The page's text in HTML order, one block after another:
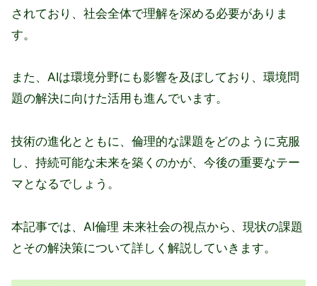
されており、社会全体で理解を深める必要がありま
す。
また、AIは環境分野にも影響を及ぼしており、環境問
題の解決に向けた活用も進んでいます。
技術の進化とともに、倫理的な課題をどのように克服
し、持続可能な未来を築くのかが、今後の重要なテー
マとなるでしょう。
本記事では、AI倫理 未来社会の視点から、現状の課題
とその解決策について詳しく解説していきます。